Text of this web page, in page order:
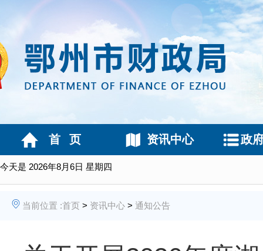
今天是 2026年8月6日 星期四
首 页 资讯中心 政
当前位置 :首页 > 资讯中心 > 通知公告